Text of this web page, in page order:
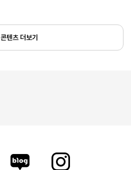
콘텐츠 더보기